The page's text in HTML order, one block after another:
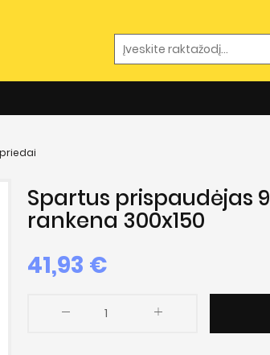
Spartus prispaudėjas
rankena 300x150
41,93 €